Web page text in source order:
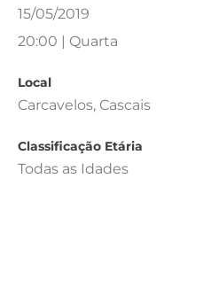
15/05/2019
20:00 | Quarta
Local
Carcavelos, Cascais
Classificação Etária
Todas as Idades